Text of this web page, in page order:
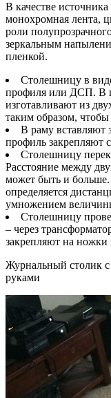
В качестве источника
монохромная лента,
роли
зеркальным
пленкой.
Столешницу в
профиля или ДСП. В
изготавливают из
таким образом,
В раму вставляют
профиль закрепляют
Столешницу
Расстояние между
может быть и больше.
определяется
умножением
Столешницу
– через
закрепляют на
Журнальный столик
руками